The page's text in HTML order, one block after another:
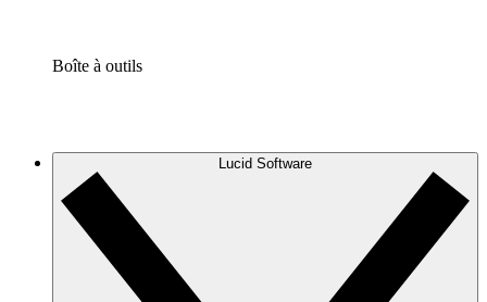
Boîte à outils
Lucid Software